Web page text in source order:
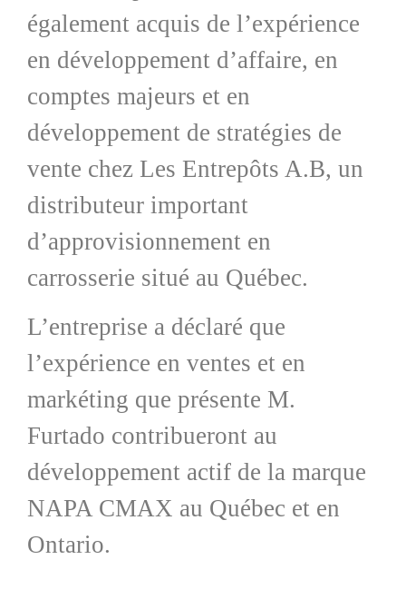
également acquis de l’expérience
en développement d’affaire, en
comptes majeurs et en
développement de stratégies de
vente chez Les Entrepôts A.B, un
distributeur important
d’approvisionnement en
carrosserie situé au Québec.
L’entreprise a déclaré que
l’expérience en ventes et en
markéting que présente M.
Furtado contribueront au
développement actif de la marque
NAPA CMAX au Québec et en
Ontario.